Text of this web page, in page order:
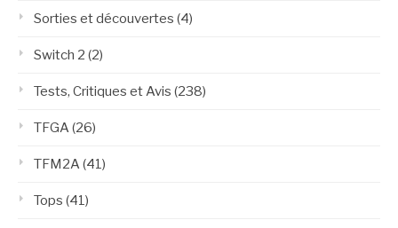
Sorties et découvertes (4)
Switch 2 (2)
Tests, Critiques et Avis (238)
TFGA(26)
TFM2A(41)
Tops (41)